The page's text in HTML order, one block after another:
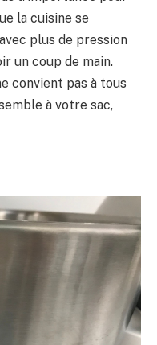
la cuisine se
plus de pression
un coup de main.
convient pas à tous
à votre sac,